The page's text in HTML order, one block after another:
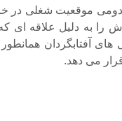
دومی موقعیت شغلی در
را به دلیل علاقه ای
های آفتابگردان
می دهد.